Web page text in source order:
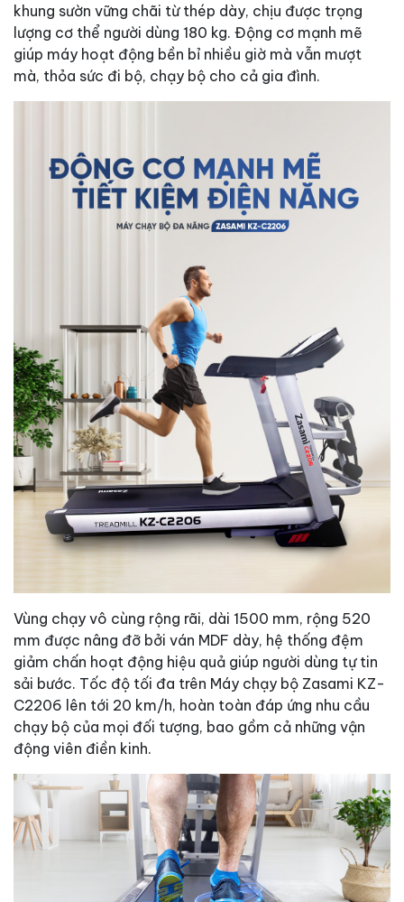
khung sườn vững chãi từ thép dày, chịu được trọng
lượng cơ thể người dùng 180 kg. Động cơ mạnh mẽ
giúp máy hoạt động bền bỉ nhiều giờ mà vẫn mượt
mà, thỏa sức đi bộ, chạy bộ cho cả gia đình.
Vùng chạy vô cùng rộng rãi, dài 1500 mm, rộng 520
mm được nâng đỡ bởi ván MDF dày, hệ thống đệm
giảm chấn hoạt động hiệu quả giúp người dùng tự tin
sải bước. Tốc độ tối đa trên Máy chạy bộ Zasami KZ-
C2206 lên tới 20 km/h, hoàn toàn đáp ứng nhu cầu
chạy bộ của mọi đối tượng, bao gồm cả những vận
động viên điền kinh.